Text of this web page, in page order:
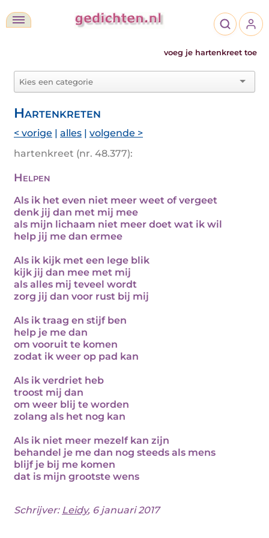
voeg je hartenkreet toe
Hartenkreten
< vorige | alles | volgende >
hartenkreet (nr. 48.377):
Helpen
Als ik het even niet meer weet of vergeet
denk jij dan met mij mee
als mijn lichaam niet meer doet wat ik wil
help jij me dan ermee
Als ik kijk met een lege blik
kijk jij dan mee met mij
als alles mij teveel wordt
zorg jij dan voor rust bij mij
Als ik traag en stijf ben
help je me dan
om vooruit te komen
zodat ik weer op pad kan
Als ik verdriet heb
troost mij dan
om weer blij te worden
zolang als het nog kan
Als ik niet meer mezelf kan zijn
behandel je me dan nog steeds als mens
blijf je bij me komen
dat is mijn grootste wens
Schrijver: Leidy, 6 januari 2017